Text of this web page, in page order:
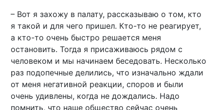
– Вот я захожу в палату, рассказываю о том, кто
я такой и для чего пришел. Кто-то не реагирует,
а кто-то очень быстро решается меня
остановить. Тогда я присаживаюсь рядом с
человеком и мы начинаем беседовать. Несколько
раз подопечные делились, что изначально ждали
от меня негативной реакции, споров и были
очень удивлены, когда не дождались. Надо
помнить, что наше общество сейчас очень